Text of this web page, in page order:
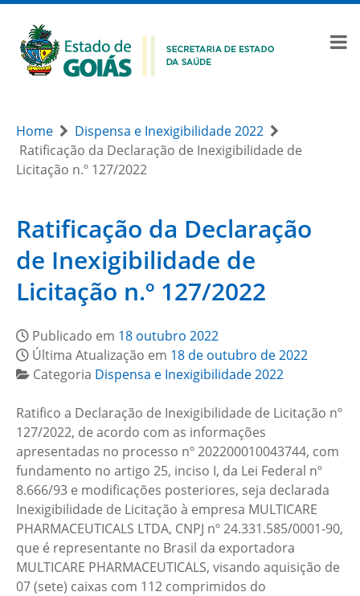
Home
Dispensa e Inexigibilidade 2022
Ratificação da Declaração de Inexigibilidade de
Licitação n.º 127/2022
Ratificação da Declaração
de Inexigibilidade de
Licitação n.º 127/2022
Publicado em 18 outubro 2022
Última Atualização em 18 de outubro de 2022
Categoria Dispensa e Inexigibilidade 2022
Ratifico a Declaração de Inexigibilidade de Licitação nº
127/2022, de acordo com as informações
apresentadas no processo nº 202200010043744, com
fundamento no artigo 25, inciso I, da Lei Federal nº
8.666/93 e modificações posteriores, seja declarada
Inexigibilidade de Licitação à empresa MULTICARE
PHARMACEUTICALS LTDA, CNPJ nº 24.331.585/0001-90,
que é representante no Brasil da exportadora
MULTICARE PHARMACEUTICALS, visando aquisição de
07 (sete) caixas com 112 comprimidos do